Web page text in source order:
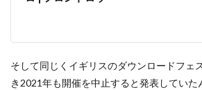
そして同じくイギリスのダウンロードフェ
き2021年も開催を中止すると発表していた